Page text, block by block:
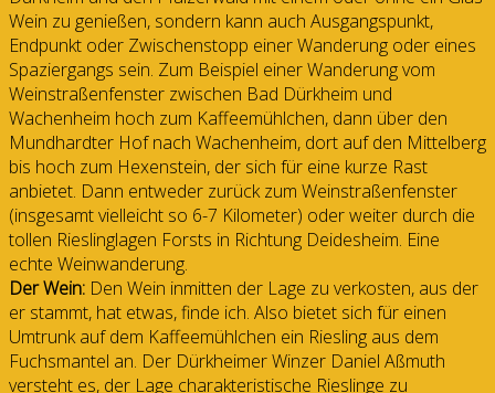
Wein zu genießen, sondern kann auch Ausgangspunkt,
Endpunkt oder Zwischenstopp einer Wanderung oder eines
Spaziergangs sein. Zum Beispiel einer Wanderung vom
Weinstraßenfenster zwischen Bad Dürkheim und
Wachenheim hoch zum Kaffeemühlchen, dann über den
Mundhardter Hof nach Wachenheim, dort auf den Mittelberg
bis hoch zum Hexenstein, der sich für eine kurze Rast
anbietet. Dann entweder zurück zum Weinstraßenfenster
(insgesamt vielleicht so 6-7 Kilometer) oder weiter durch die
tollen Rieslinglagen Forsts in Richtung Deidesheim. Eine
echte Weinwanderung.
Der Wein: Den Wein inmitten der Lage zu verkosten, aus der
er stammt, hat etwas, finde ich. Also bietet sich für einen
Umtrunk auf dem Kaffeemühlchen ein Riesling aus dem
Fuchsmantel an. Der Dürkheimer Winzer Daniel Aßmuth
versteht es, der Lage charakteristische Rieslinge zu